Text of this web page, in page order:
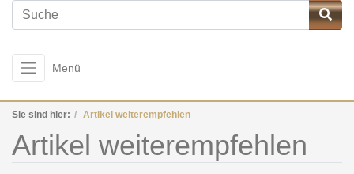
Menü
Sie sind hier: Artikel weiterempfehlen
Artikel weiterempfehlen